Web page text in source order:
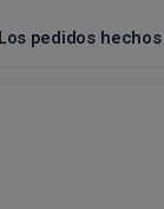
Los pedidos